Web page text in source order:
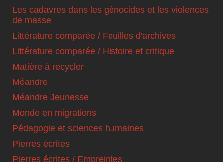
Les cadavres dans les génocides et les violences
de masse
Littérature comparée / Feuilles d'archives
Littérature comparée / Histoire et critique
Matière à recycler
Méandre
Méandre Jeunesse
Monde en migrations
Pédagogie et sciences humaines
Pierres écrites
Pierres écrites / Empreintes